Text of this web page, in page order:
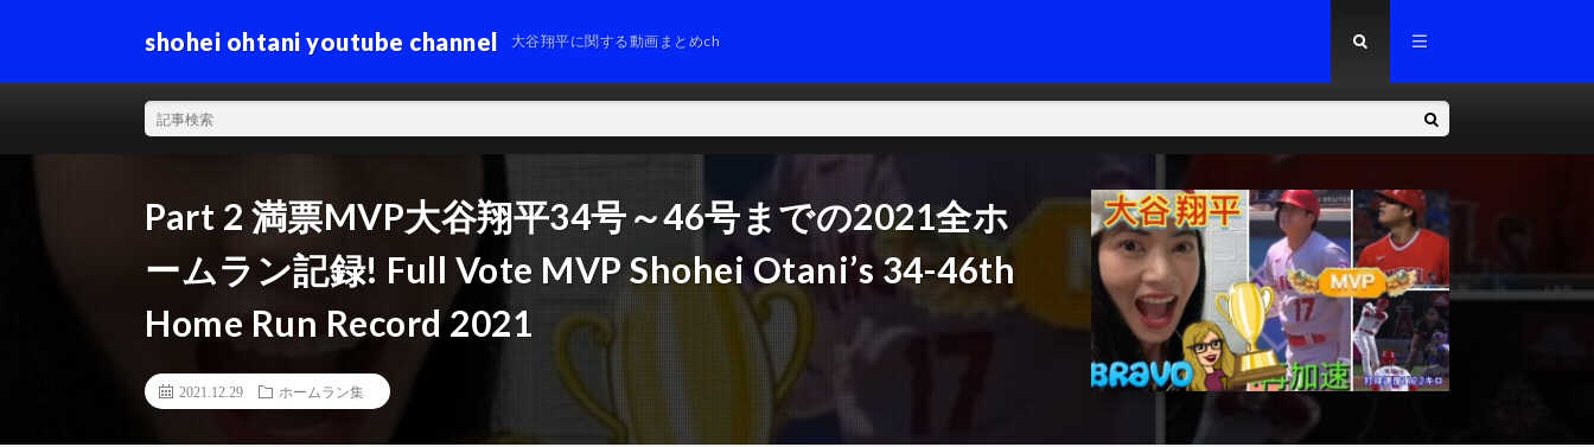
shohei ohtani youtube channel 大谷翔平に関する動画まとめch
Part 2 満票MVP大谷翔平34号～46号までの2021全ホ
ームラン記録! Full Vote MVP Shohei Otani’s 34-46th
Home Run Record 2021
2021.12.29 ホームラン集